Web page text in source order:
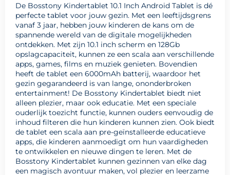
De Bosstony Kindertablet 10.1 Inch Android Tablet is dé
perfecte tablet voor jouw gezin. Met een leeftijdsgrens
vanaf 3 jaar, hebben jouw kinderen de kans om de
spannende wereld van de digitale mogelijkheden
ontdekken. Met zijn 10.1 inch scherm en 128Gb
opslagcapaciteit, kunnen ze een scala aan verschillende
apps, games, films en muziek genieten. Bovendien
heeft de tablet een 6000mAh batterij, waardoor het
gezin gegarandeerd is van lange, ononderbroken
entertainment! De Bosstony Kindertablet biedt niet
alleen plezier, maar ook educatie. Met een speciale
ouderlijk toezicht functie, kunnen ouders eenvoudig de
inhoud filteren die hun kinderen kunnen zien. Ook biedt
de tablet een scala aan pre-geïnstalleerde educatieve
apps, die kinderen aanmoedigt om hun vaardigheden
te ontwikkelen en nieuwe dingen te leren. Met de
Bosstony Kindertablet kunnen gezinnen van elke dag
een magisch avontuur maken, vol plezier en leerzame